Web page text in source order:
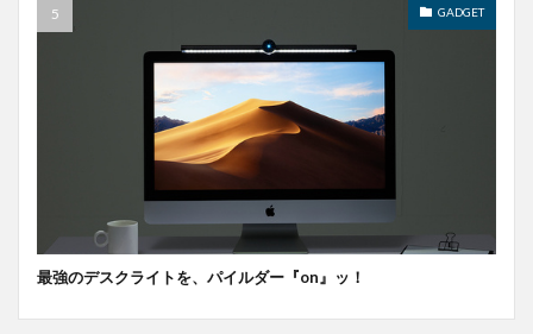
GADGET
最強のデスクライトを、パイルダー『on』ッ！